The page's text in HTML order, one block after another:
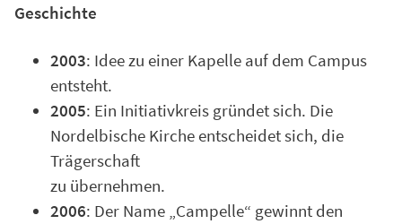
Geschichte
2003: Idee zu einer Kapelle auf dem Campus
entsteht.
2005: Ein Initiativkreis gründet sich. Die
Nordelbische Kirche entscheidet sich, die
Trägerschaft
zu übernehmen.
2006: Der Name „Campelle“ gewinnt den